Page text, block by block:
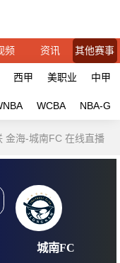
频 资讯 其他赛事
西甲 美职业 中甲
WCBA NBA-G
金海-城南FC 在线直播
18:30:00